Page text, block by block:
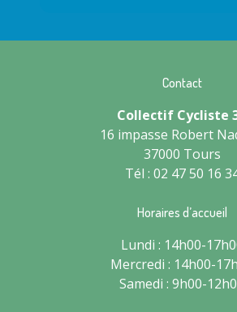
Contact
Collectif Cycliste
16 impasse Robert
37000 Tours
Tél : 02 47 50 16
Horaires d’accueil
Lundi : 14h00-
Mercredi : 14h00-
Samedi : 9h00-